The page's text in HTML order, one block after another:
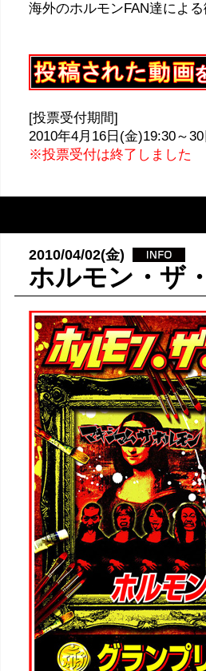
海外のホルモンFAN達によ
[投票受付期間]
2010年4月16日(金)19:30～
※投票受付は終了しました
2010/04/02(金)
ホルモン・ザ